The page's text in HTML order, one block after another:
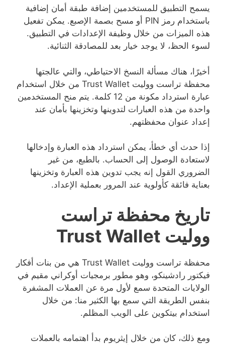
يسمح التطبيق للمستخدمين إضافة طبقة أمان إضافية
باستخدام رمز PIN أو مسح بصمة الإصبع. يمكن تفعيل
هذه الميزات من خلال وظيفة الإعدادات في التطبيق.
لسوء الحظ، لا يوجد خيار بعد للمصادقة الثنائية.
أخيرًا، هناك مسألة النسخ الاحتياطي، والتي عالجتها
محفظة تراست ووليت Trust Wallet من خلال استخدام
عبارة استرداد مكونة من 12 كلمة. يتم منح المستخدمين
واحدة من هذه العبارات لتدوينها وتخزينها بأمان عند
إعداد عنوان محفظتهم.
إذا حدث أي خطأ، يمكن استرداد هذه العبارة وإدخالها
لاستعادة الوصول إلى الحساب. بالطبع، من غير
الضروري القول إنه يجب تدوين هذه العبارة وتخزينها
بعناية فائقة كأولوية عند المرور بعملية الإعداد.
تاريخ محفظة تراست
ووليت Trust Wallet
محفظة تراست ووليت Trust Wallet هي من بنات أفكار
فيكتور رادشينكو، وهو مطور برمجيات أوكراني مقيم في
الولايات المتحدة سمع لأول مرة عن العملات المشفرة
بنفس الطريقة التي سمع بها الكثير منا: من خلال
استخدام بيتكوين على الويب المظلم.
ومع ذلك، كان من خلال إيثريوم بدأ اهتمامه بالعملات